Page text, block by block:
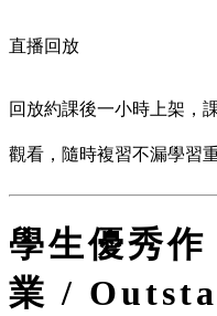
直播回放
回放約課後一小時上架，
觀看，隨時複習不漏學習重
學生優秀作
業 /